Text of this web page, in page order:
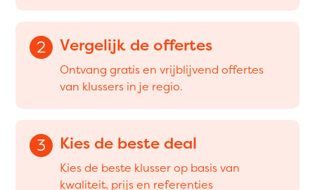
2 Vergelijk de offertes
Ontvang gratis en vrijblijvend offertes
van klussers in je regio.
3 Kies de beste deal
Kies de beste klusser op basis van
kwaliteit, prijs en referenties